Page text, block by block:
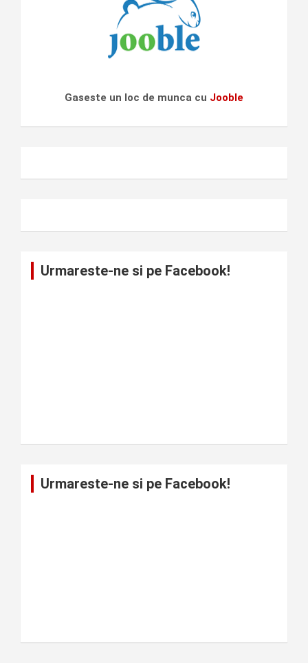
Gaseste un loc de munca cu Jooble
Urmareste-ne si pe Facebook!
Urmareste-ne si pe Facebook!